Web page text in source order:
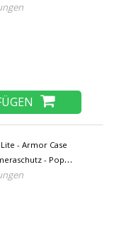
- Armor Case
- Pop